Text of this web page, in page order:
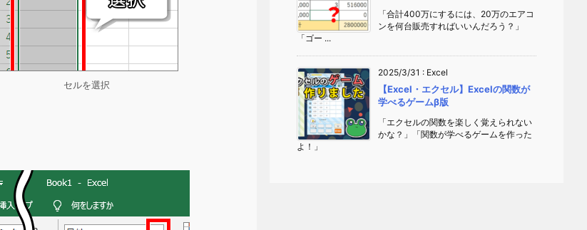
セルを選択
「合計400万にするには、20万のエアコ
ンを何台販売すればいいんだろう？」
「ゴー ...
2025/3/31 : Excel
【Excel・エクセル】Excelの関数が
学べるゲームβ版
「エクセルの関数を楽しく覚えられない
かな？」「関数が学べるゲームを作った
よ！」